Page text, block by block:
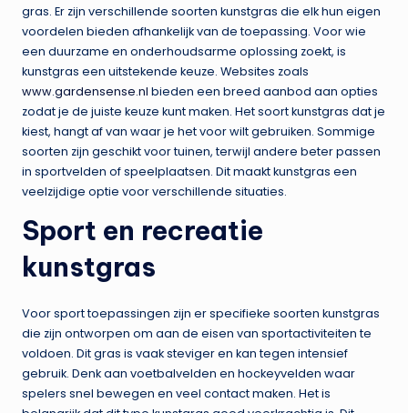
gras. Er zijn verschillende soorten kunstgras die elk hun eigen
voordelen bieden afhankelijk van de toepassing. Voor wie
een duurzame en onderhoudsarme oplossing zoekt, is
kunstgras een uitstekende keuze. Websites zoals
www.gardensense.nl bieden een breed aanbod aan opties
zodat je de juiste keuze kunt maken. Het soort kunstgras dat je
kiest, hangt af van waar je het voor wilt gebruiken. Sommige
soorten zijn geschikt voor tuinen, terwijl andere beter passen
in sportvelden of speelplaatsen. Dit maakt kunstgras een
veelzijdige optie voor verschillende situaties.
Sport en recreatie
kunstgras
Voor sport toepassingen zijn er specifieke soorten kunstgras
die zijn ontworpen om aan de eisen van sportactiviteiten te
voldoen. Dit gras is vaak steviger en kan tegen intensief
gebruik. Denk aan voetbalvelden en hockeyvelden waar
spelers snel bewegen en veel contact maken. Het is